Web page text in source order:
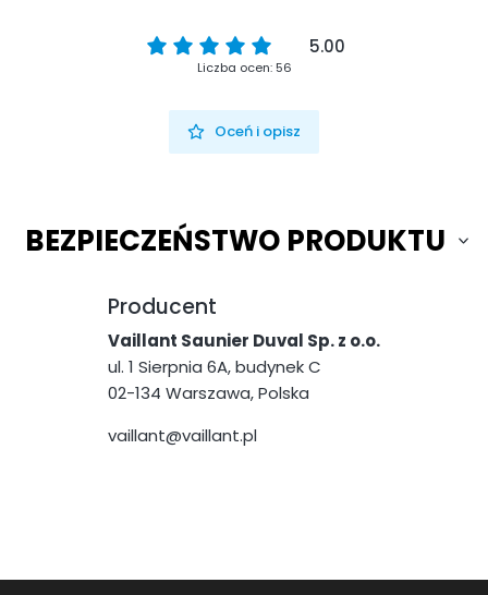
5.00
Liczba ocen: 56
Oceń i opisz
BEZPIECZEŃSTWO PRODUKTU
Producent
Vaillant Saunier Duval Sp. z o.o.
ul. 1 Sierpnia 6A, budynek C
02-134 Warszawa, Polska
vaillant@vaillant.pl